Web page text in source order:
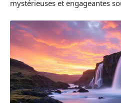
mystérieuses et engageantes